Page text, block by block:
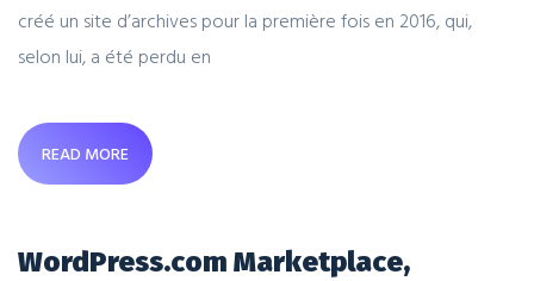
créé un site d’archives pour la première fois en 2016, qui,
selon lui, a été perdu en
READ MORE
WordPress.com Marketplace,